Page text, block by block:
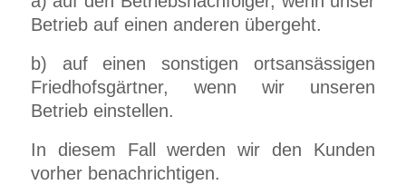
Betrieb auf einen anderen übergeht.
b) auf einen sonstigen ortsansässigen
Friedhofsgärtner, wenn wir unseren
Betrieb einstellen.
In diesem Fall werden wir den Kunden
vorher benachrichtigen.